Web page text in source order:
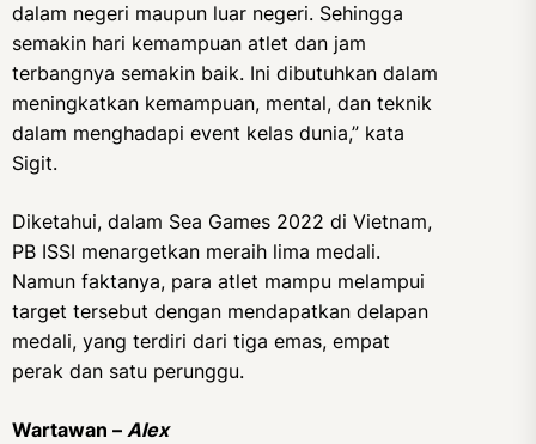
dalam negeri maupun luar negeri. Sehingga
semakin hari kemampuan atlet dan jam
terbangnya semakin baik. Ini dibutuhkan dalam
meningkatkan kemampuan, mental, dan teknik
dalam menghadapi event kelas dunia,” kata
Sigit.
Diketahui, dalam Sea Games 2022 di Vietnam,
PB ISSI menargetkan meraih lima medali.
Namun faktanya, para atlet mampu melampui
target tersebut dengan mendapatkan delapan
medali, yang terdiri dari tiga emas, empat
perak dan satu perunggu.
Wartawan – Alex